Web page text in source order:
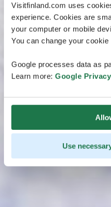
Visitfinland.com uses
experience. Cookies are
your computer or mobile
You can change your
Google processes data as
Learn more: Google
Use